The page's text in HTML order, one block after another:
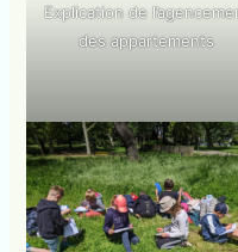
Explication de
des appartements